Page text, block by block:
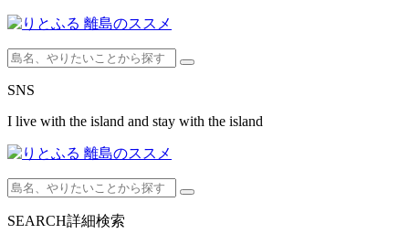
SNS
I live with the island and stay with the island
SEARCH詳細検索